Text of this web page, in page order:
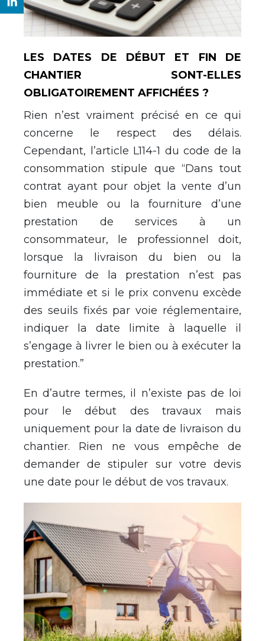
LES DATES DE DÉBUT ET FIN DE
CHANTIER SONT-ELLES
OBLIGATOIREMENT AFFICHÉES ?
Rien n’est vraiment précisé en ce qui
concerne le respect des délais.
Cependant, l’article L114-1 du code de la
consommation stipule que “Dans tout
contrat ayant pour objet la vente d’un
bien meuble ou la fourniture d’une
prestation de services à un
consommateur, le professionnel doit,
lorsque la livraison du bien ou la
fourniture de la prestation n’est pas
immédiate et si le prix convenu excède
des seuils fixés par voie réglementaire,
indiquer la date limite à laquelle il
s’engage à livrer le bien ou à exécuter la
prestation.”
En d’autre termes, il n’existe pas de loi
pour le début des travaux mais
uniquement pour la date de livraison du
chantier. Rien ne vous empêche de
demander de stipuler sur votre devis
une date pour le début de vos travaux.